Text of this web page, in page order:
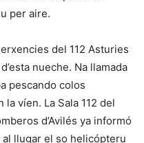
per aire.
del 112 Asturies
nueche. Na llamada
pescando colos
víen. La Sala 112 del
d’Avilés ya informó
al llugar el so helicópteru